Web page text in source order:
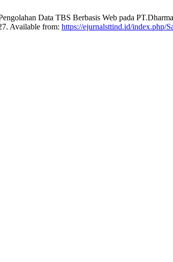
Data TBS Berbasis Web pada
Available from: https://ejurnalsttind.id/index.php/